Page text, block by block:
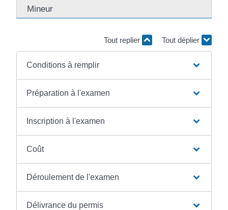
Mineur
Tout replier Tout déplier
Conditions à remplir
Préparation à l'examen
Inscription à l'examen
Coût
Déroulement de l'examen
Délivrance du permis